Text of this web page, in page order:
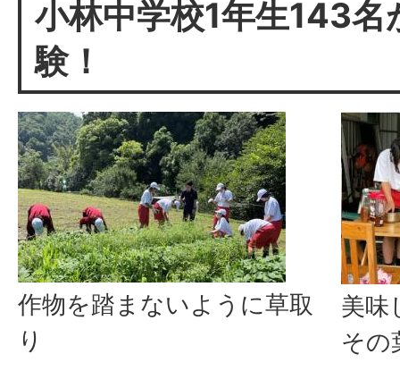
小林中学校1年生143名
験！
作物を踏まないように草取
り
美味
その